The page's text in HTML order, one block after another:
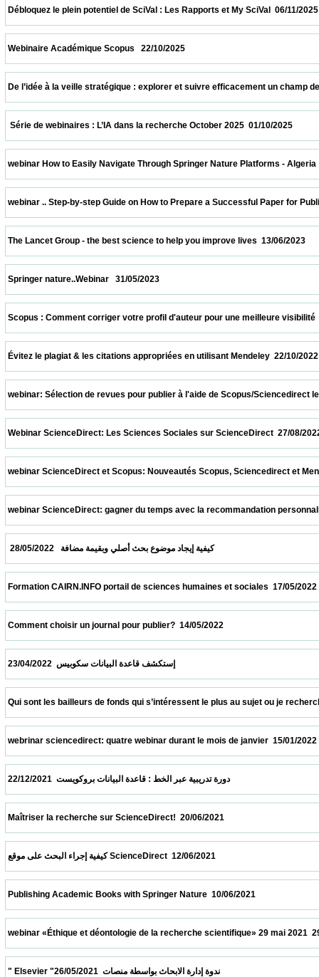
Débloquez le plein potentiel de SciVal : Les Rapports et My
Webinaire Académique Scopus   22/10/2025
De l’idée à la veille stratégique : explorer et suivre efficacement
Série de webinaires : L’IA dans la recherche October 2025  01/
webinar How to Easily Navigate Through Springer Nature
webinar .. Step-by-step Guide on How to Prepare a Successful
The Lancet Group - the best science to help you improve lives
Springer nature..Webinar   31/05/2023
Scopus : Comment corriger votre profil d'auteur pour une
Évitez le plagiat & les citations appropriées en utilisant
webinar: Sélection de revues pour publier à l'aide de Scopus/
Webinar ScienceDirect: Les Sciences Sociales sur
webinar ScienceDirect et Scopus: Nouveautés Scopus,
webinar ScienceDirect: gagner du temps avec la recommandation
كيفية إيجاد موضوع بحث أصلي وبقيمة مضافة   28/05/2022
Formation CAIRN.INFO portail de sciences humaines et
Comment choisir un journal pour publier?  14/05/2022
Qui sont les bailleurs de fonds qui s’intéressent le plus au sujet
webrinar sciencedirect: quatre webinar durant le mois de janvier
دورة تدريبية عبر الخط : قاعدة البيانات بروكويست  22/12/2021
Maîtriser la recherche sur ScienceDirect!  20/06/2021
كيفية إجراء البحث على موقع ScienceDirect  12/06/2021
Publishing Academic Books with Springer Nature  10/06/2021
webinar «Éthique et déontologie de la recherche scientifique» 29